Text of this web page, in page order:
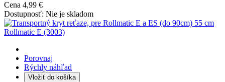
Cena 4,99 €
Dostupnosť: Nie je skladom
Porovnaj
Rýchly náhľad
Vložiť do košíka